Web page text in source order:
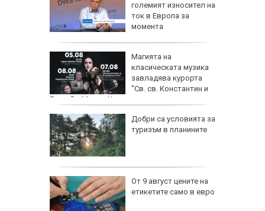
големият износител на
ток в Европа за
момента
Магията на
класическата музика
завладява курорта
"Св. св. Константин и
Елена" с Марио Хосен и световни виртуози
Добри са условията за
туризъм в планините
От 9 август цените на
етикетите само в евро